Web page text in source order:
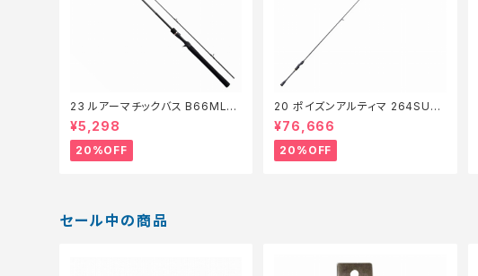
23 ルアーマチックバス B66ML
【特価ロッド】【20】
¥5,298
20%OFF
20 ポイズンアルティマ 264SULS
【特価ロッド】【20】
¥76,666
20%OFF
セール中の商品